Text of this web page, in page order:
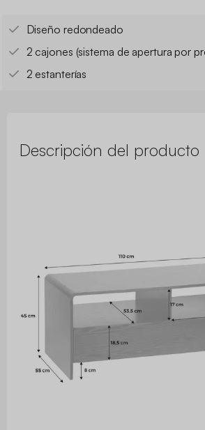
Diseño redondeado
2 cajones (sistema de apertura por
2 estanterías
Descripción del producto